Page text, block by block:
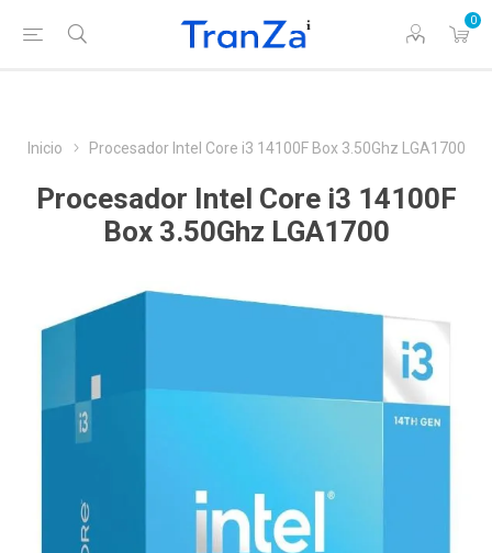
0
Inicio Procesador Intel Core i3 14100F Box 3.50Ghz LGA1700
Procesador Intel Core i3 14100F
Box 3.50Ghz LGA1700